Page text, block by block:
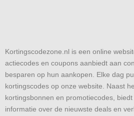
Kortingscodezone.nl is een online
actiecodes en coupons aanbiedt aan
besparen op hun aankopen. Elke dag
kortingscodes op onze website. Naast
kortingsbonnen en promotiecodes,
informatie over de nieuwste deals en